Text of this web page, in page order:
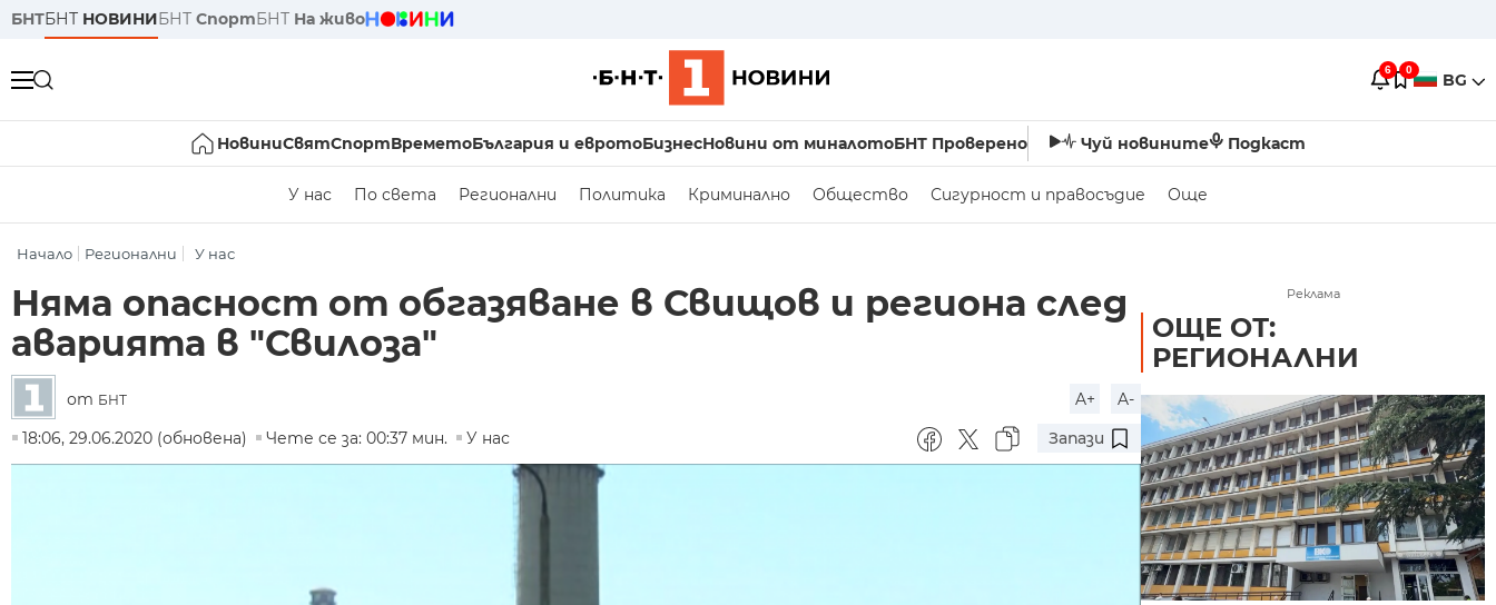
БНТБНТ НОВИНИБНТ СпортБНТ На живо
6 0 BG
НовиниСвятСпортВреметоБългария и евротоБизнесНовини от миналотоБНТ Проверено Чуй новините Подкаст
У нас По света Регионални Политика Криминално Общество Сигурност и правосъдие Още
Начало Регионални У нас
Няма опасност от обгазяване в Свищов и региона след
аварията в "Свилоза"
от БНТ A+
A-
18:06, 29.06.2020 (обновена)
Чете се за: 00:37 мин. У нас Запази
Реклама
ОЩЕ ОТ:
РЕГИОНАЛНИ